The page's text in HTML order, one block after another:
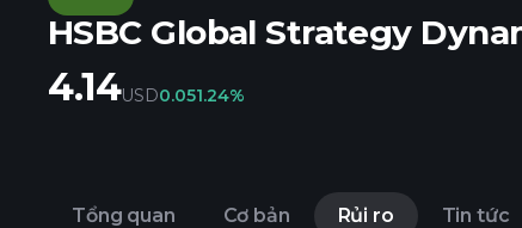
HSBC Global Strategy
4.14USD0.051.24%
Tổng quan Cơ bản Rủi ro Tin tức